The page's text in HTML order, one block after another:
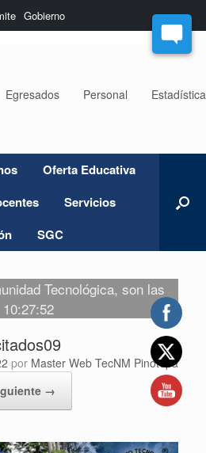
Gobierno
Egresados Personal
Oferta Educativa
Servicios
SGC
Tecnológica, son las
10:27:52
por Master Web TecNM Pinotepa
→